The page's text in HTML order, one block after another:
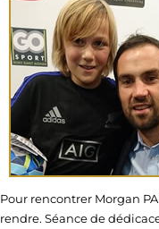
Pour rencontrer Morgan
rendre. Séance de